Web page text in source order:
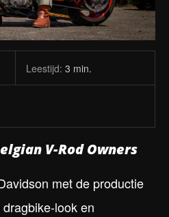
Leestijd: 3 min.
V-Rod Owners
met de productie
look en